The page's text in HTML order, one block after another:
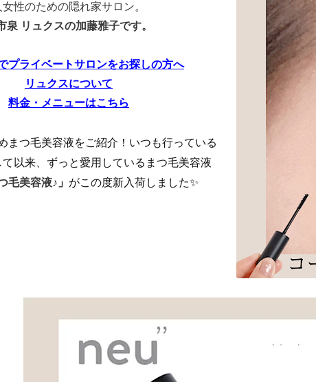
女性のための隠れ家サロン。
泉 リュクスの加藤雅子です。
プライベートサロンをお探しの方へ
リュクスについて
料金・メニューはこちら
まつ毛美容液をご紹介！ いつも行っている
以来、 ずっと愛用しているまつ毛美容液
毛美容液♪ 」 がこの度新入荷しました✨